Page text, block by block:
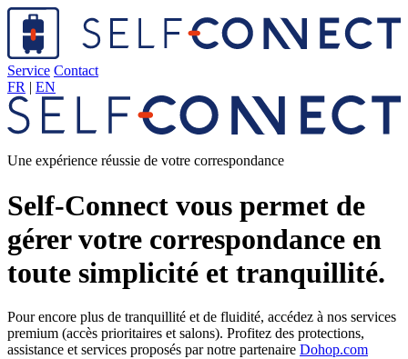
Service Contact
FR | EN
Une expérience réussie de votre correspondance
Self-Connect vous permet de
gérer votre correspondance en
toute simplicité et tranquillité.
Pour encore plus de tranquillité et de fluidité, accédez à nos services
premium (accès prioritaires et salons). Profitez des protections,
assistance et services proposés par notre partenaire Dohop.com